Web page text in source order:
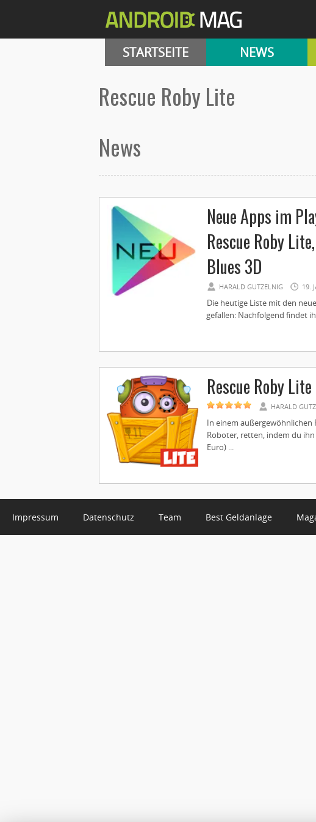
STARTSEITE NEWS
Rescue Roby Lite
News
Neue Apps im
Rescue Roby
Blues 3D
HARALD GUTZELNIG 19.
Die heutige Liste mit den
gefallen: Nachfolgend findet
Rescue Roby Lite
HARALD
In einem außergewöhnlichen
Roboter, retten, indem du
Euro) ...
Impressum Datenschutz Team Best Geldanlage